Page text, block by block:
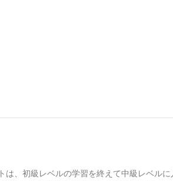
は、初級レベルの学習を終えて中級レベル